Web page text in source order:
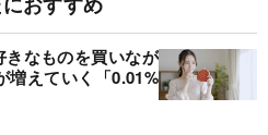
なものを買いなが
増えていく「0.01%